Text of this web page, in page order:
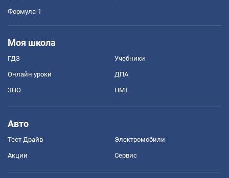
Формула-1
Моя школа
ГДЗ Учебники
Онлайн уроки ДПА
ЗНО НМТ
Авто
Тест Драйв Электромобили
Акции Сервис